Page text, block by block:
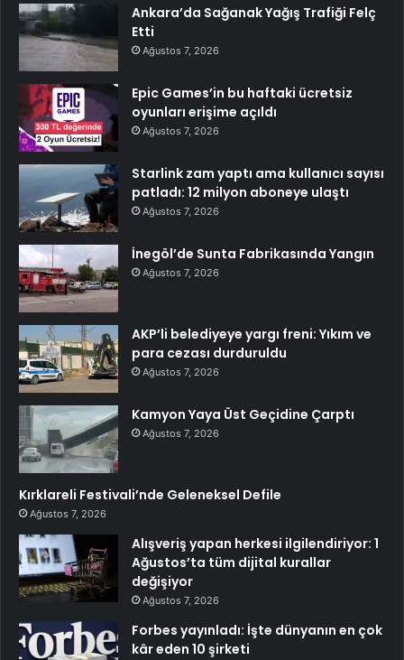
Ankara’da Sağanak Yağış Trafiği Felç
Etti
Ağustos 7, 2026
Epic Games’in bu haftaki ücretsiz
oyunları erişime açıldı
Ağustos 7, 2026
Starlink zam yaptı ama kullanıcı sayısı
patladı: 12 milyon aboneye ulaştı
Ağustos 7, 2026
İnegöl’de Sunta Fabrikasında Yangın
Ağustos 7, 2026
AKP’li belediyeye yargı freni: Yıkım ve
para cezası durduruldu
Ağustos 7, 2026
Kamyon Yaya Üst Geçidine Çarptı
Ağustos 7, 2026
Kırklareli Festivali’nde Geleneksel Defile
Ağustos 7, 2026
Alışveriş yapan herkesi ilgilendiriyor: 1
Ağustos’ta tüm dijital kurallar
değişiyor
Ağustos 7, 2026
Forbes yayınladı: İşte dünyanın en çok
kâr eden 10 şirketi